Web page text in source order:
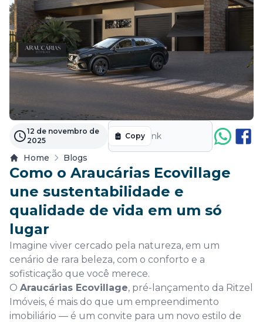
12 de novembro de
2025
Label
Copy
Home Blogs
Como o Araucárias Ecovillage
une sustentabilidade e
qualidade de vida em um só
lugar
Imagine viver cercado pela natureza, em um
cenário de rara beleza, com o conforto e a
sofisticação que você merece.
O Araucárias Ecovillage, pré-lançamento da Ritzel
Imóveis, é mais do que um empreendimento
imobiliário — é um convite para um novo estilo de